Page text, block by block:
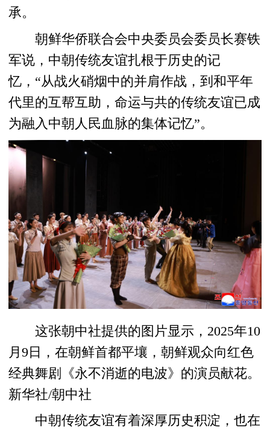
承。
朝鲜华侨联合会中央委员会委员长赛铁
军说，中朝传统友谊扎根于历史的记
忆，“从战火硝烟中的并肩作战，到和平年
代里的互帮互助，命运与共的传统友谊已成
为融入中朝人民血脉的集体记忆”。
这张朝中社提供的图片显示，2025年10
月9日，在朝鲜首都平壤，朝鲜观众向红色
经典舞剧《永不消逝的电波》的演员献花。
新华社/朝中社
中朝传统友谊有着深厚历史积淀，也在